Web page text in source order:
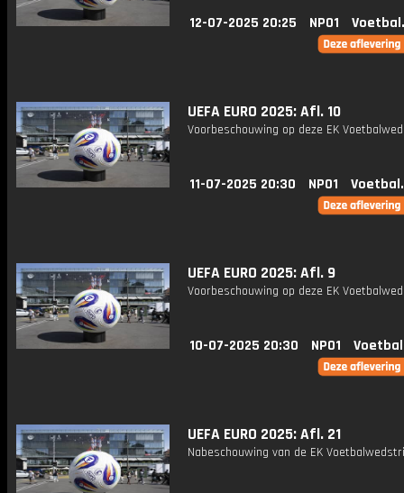
12-07-2025 20:25 NPO1
UEFA EURO 2025: Afl. 10
Voorbeschouwing op deze EK
11-07-2025 20:30 NPO1
UEFA EURO 2025: Afl. 9
Voorbeschouwing op deze EK
10-07-2025 20:30 NPO1
UEFA EURO 2025: Afl. 21
Nabeschouwing van de EK